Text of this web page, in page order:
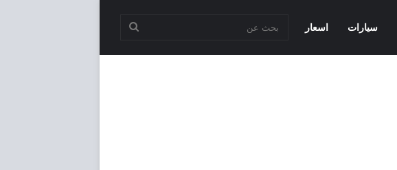
سيارات اسعار